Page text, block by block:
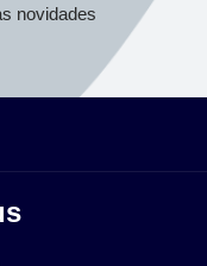
novidades